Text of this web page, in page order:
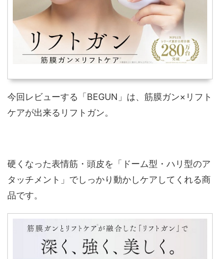
今回レビューする「BEGUN」は、筋膜ガン×リフト
ケアが出来るリフトガン。
硬くなった表情筋・頭皮を「ドーム型・ハリ型のア
タッチメント」でしっかり動かしケアしてくれる商
品です。